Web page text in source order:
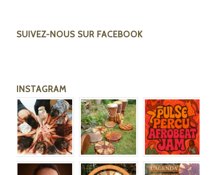
SUIVEZ-NOUS SUR FACEBOOK
INSTAGRAM